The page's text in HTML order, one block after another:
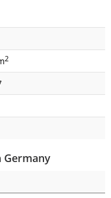
2
Germany